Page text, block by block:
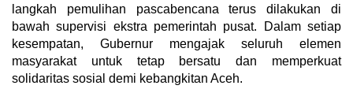
langkah pemulihan pascabencana terus dilakukan di
bawah supervisi ekstra pemerintah pusat. Dalam setiap
kesempatan, Gubernur mengajak seluruh elemen
masyarakat untuk tetap bersatu dan memperkuat
solidaritas sosial demi kebangkitan Aceh.